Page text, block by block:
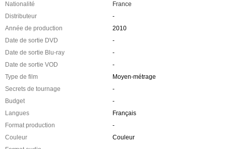
Nationalité
France
Distributeur
-
Année de production
2010
Date de sortie DVD
-
Date de sortie Blu-ray
-
Date de sortie VOD
-
Type de film
Moyen-métrage
Secrets de tournage
-
Budget
-
Langues
Français
Format production
-
Couleur
Couleur